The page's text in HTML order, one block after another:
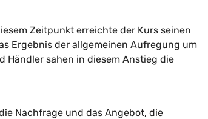
Zeitpunkt erreichte der Kurs seinen
Ergebnis der allgemeinen Aufregung um
Händler sahen in diesem Anstieg die
Nachfrage und das Angebot, die